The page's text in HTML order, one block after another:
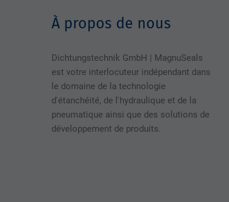
À propos de nous
Dichtungstechnik GmbH | MagnuSeals
est votre interlocuteur indépendant dans
le domaine de la technologie
d'étanchéité, de l'hydraulique et de la
pneumatique ainsi que des solutions de
développement de produits.